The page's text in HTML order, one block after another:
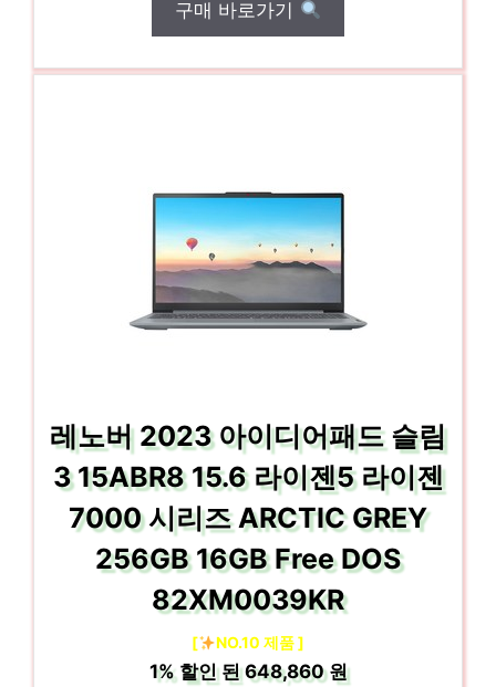
구매 바로가기
레노버 2023 아이디어패드 슬림
3 15ABR8 15.6 라이젠5 라이젠
7000 시리즈 ARCTIC GREY
256GB 16GB Free DOS
82XM0039KR
[ NO.10 제품 ]
1%할인 된648,860 원